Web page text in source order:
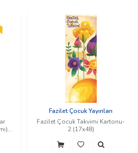
Fazilet Çocuk Yayınları
Fazilet Çocuk Takvimi Kartonu-
2 (17x48)